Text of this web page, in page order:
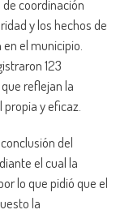
coordinación
y los hechos de
el municipio.
123
reflejan la
y eficaz.
del
el cual la
lo que pidió que el
la